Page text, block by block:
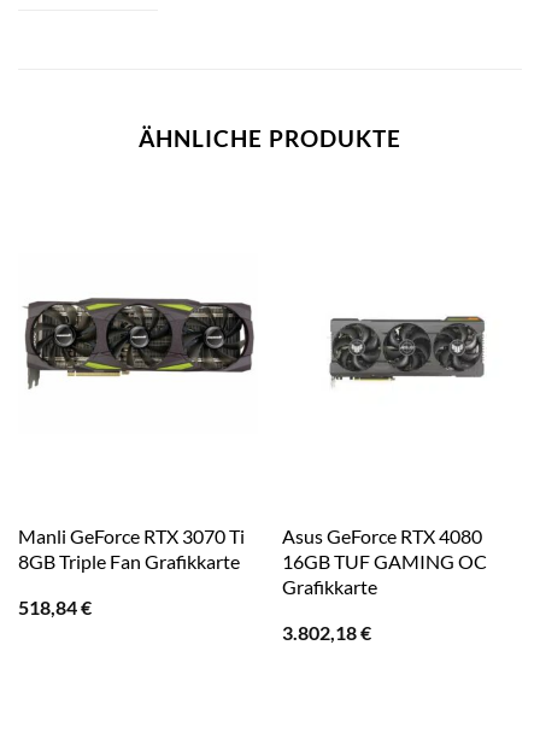
ÄHNLICHE PRODUKTE
Manli GeForce RTX 3070 Ti
8GB Triple Fan Grafikkarte
518,84€
Asus GeForce RTX 4080
16GB TUF GAMING OC
Grafikkarte
3.802,18€